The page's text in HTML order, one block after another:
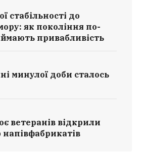
стабільності до
як покоління по-
привабливість
минулої доби сталось
ветеранів відкрили